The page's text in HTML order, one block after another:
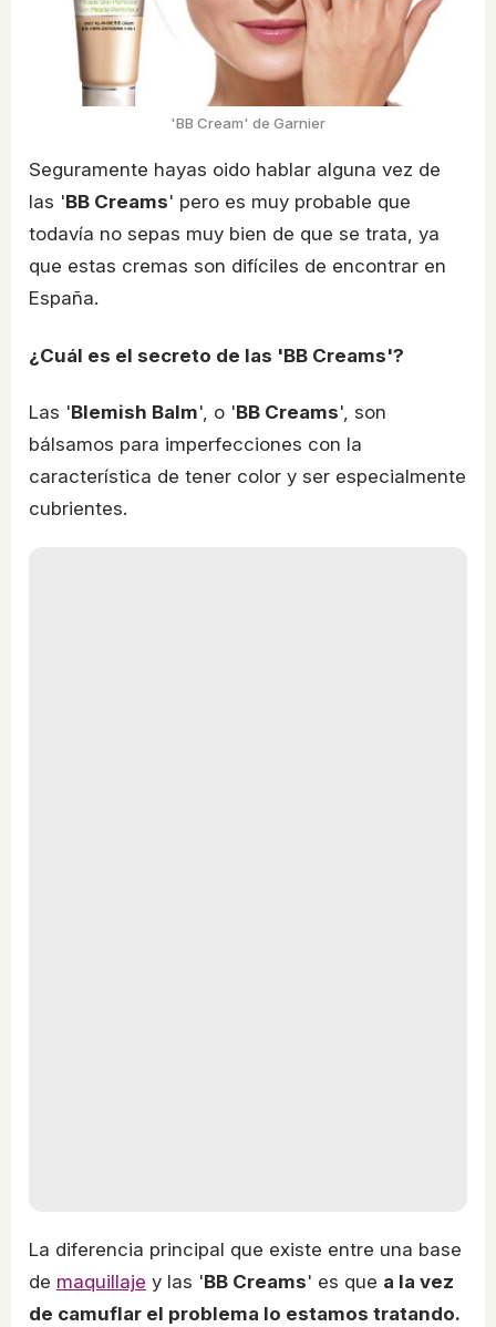
'BB Cream' de Garnier
Seguramente hayas oido hablar alguna vez de
las 'BB Creams' pero es muy probable que
todavía no sepas muy bien de que se trata, ya
que estas cremas son difíciles de encontrar en
España.
¿Cuál es el secreto de las 'BB Creams'?
Las 'Blemish Balm', o 'BB Creams', son
bálsamos para imperfecciones con la
característica de tener color y ser especialmente
cubrientes.
La diferencia principal que existe entre una base
de maquillaje y las 'BB Creams' es que a la vez
de camuflar el problema lo estamos tratando.